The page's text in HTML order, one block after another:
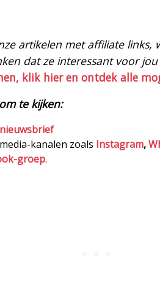
artikelen met affiliate links,
dat ze interessant voor
klik hier en ontdek alle
te kijken:
nieuwsbrief
kanalen zoals Instagram,
groep.